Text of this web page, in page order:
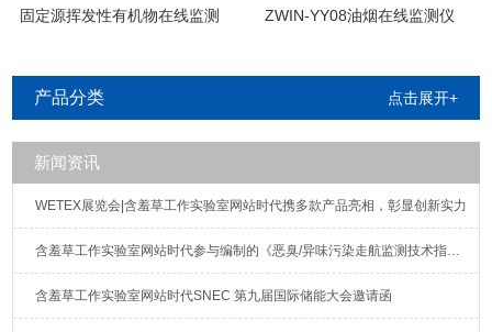
固定源挥发性有机物在线监测
ZWIN-YY08油烟在线监测仪
产品分类 点击展开+
新闻资讯
WETEX展览会|含羞草工作实验室网站时代携多款产品亮相，彰显创新实力
含羞草工作实验室网站时代参与编制的《恶臭/异味污染走航监测技术指南》标准发布实施
含羞草工作实验室网站时代SNEC 第九届国际储能大会邀请函